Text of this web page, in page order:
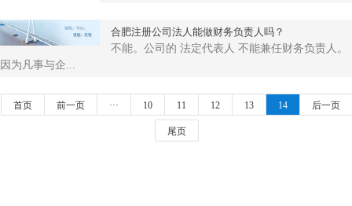
合肥注册公司法人能做财务负责人吗？
不能。公司的 法定代表人 不能兼任财务负责人。
因为凡事与企...
首页 前一页 ··· 10 11 12 13 14 后一页
尾页